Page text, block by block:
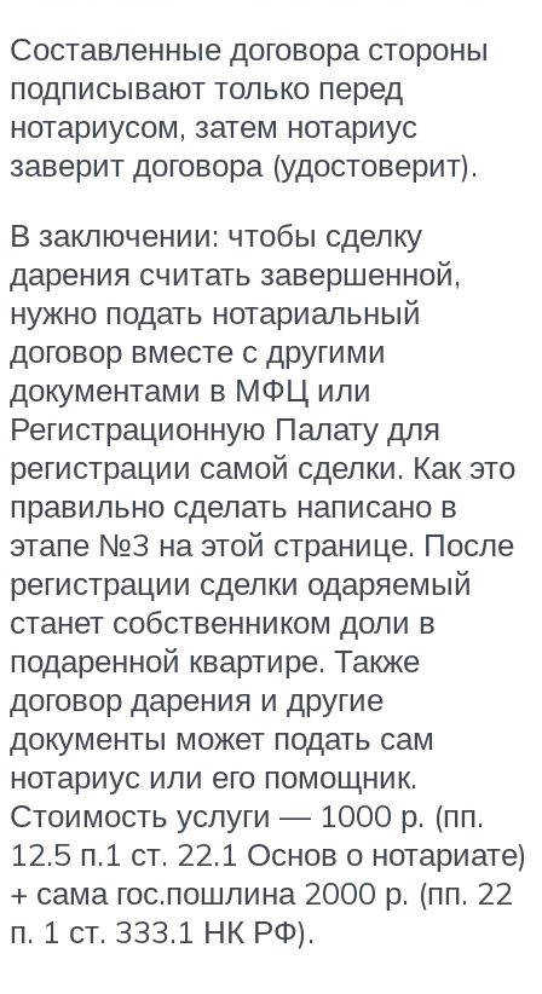
Составленные договора стороны
подписывают только перед
нотариусом, затем нотариус
заверит договора (удостоверит).
В заключении: чтобы сделку
дарения считать завершенной,
нужно подать нотариальный
договор вместе с другими
документами в МФЦ или
Регистрационную Палату для
регистрации самой сделки. Как это
правильно сделать написано в
этапе №3 на этой странице. После
регистрации сделки одаряемый
станет собственником доли в
подаренной квартире. Также
договор дарения и другие
документы может подать сам
нотариус или его помощник.
Стоимость услуги — 1000 р. (пп.
12.5 п.1 ст. 22.1 Основ о нотариате)
+ сама гос.пошлина 2000 р. (пп. 22
п. 1 ст. 333.1 НК РФ).